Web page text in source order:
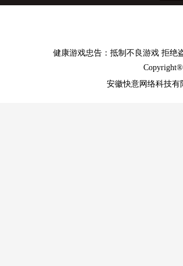
健康游戏忠告：抵制不良游戏 拒绝
安徽快意网络科技有